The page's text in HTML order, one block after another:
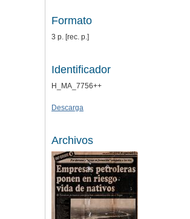
Formato
3 p. [rec. p.]
Identificador
H_MA_7756++
Descarga
Archivos